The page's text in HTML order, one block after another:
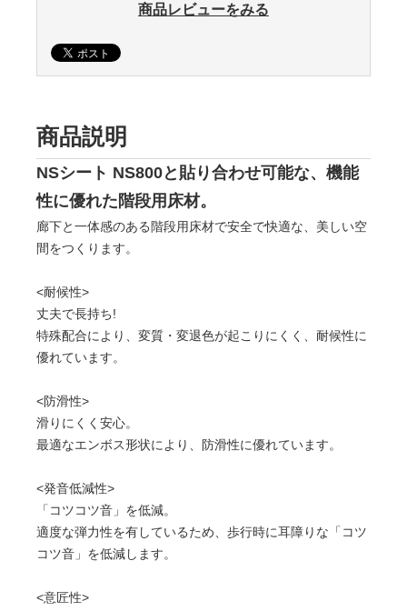
商品レビューをみる
商品説明
NSシート NS800と貼り合わせ可能な、機能
性に優れた階段用床材。
廊下と一体感のある階段用床材で安全で快適な、美しい空
間をつくります。
<耐候性>
丈夫で長持ち!
特殊配合により、変質・変退色が起こりにくく、耐候性に
優れています。
<防滑性>
滑りにくく安心。
最適なエンボス形状により、防滑性に優れています。
<発音低減性>
「コツコツ音」を低減。
適度な弾力性を有しているため、歩行時に耳障りな「コツ
コツ音」を低減します。
<意匠性>